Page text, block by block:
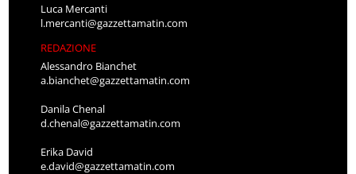
Luca Mercanti
l.mercanti@gazzettamatin.com
REDAZIONE
Alessandro Bianchet
a.bianchet@gazzettamatin.com
Danila Chenal
d.chenal@gazzettamatin.com
Erika David
e.david@gazzettamatin.com